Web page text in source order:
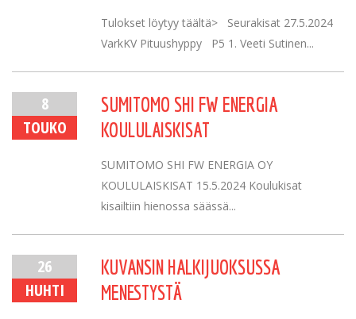
Tulokset löytyy täältä> Seurakisat 27.5.2024
VarkKV Pituushyppy P5 1. Veeti Sutinen...
8
TOUKO
SUMITOMO SHI FW ENERGIA
KOULULAISKISAT
SUMITOMO SHI FW ENERGIA OY
KOULULAISKISAT 15.5.2024 Koulukisat
kisailtiin hienossa säässä...
26
HUHTI
KUVANSIN HALKIJUOKSUSSA
MENESTYSTÄ